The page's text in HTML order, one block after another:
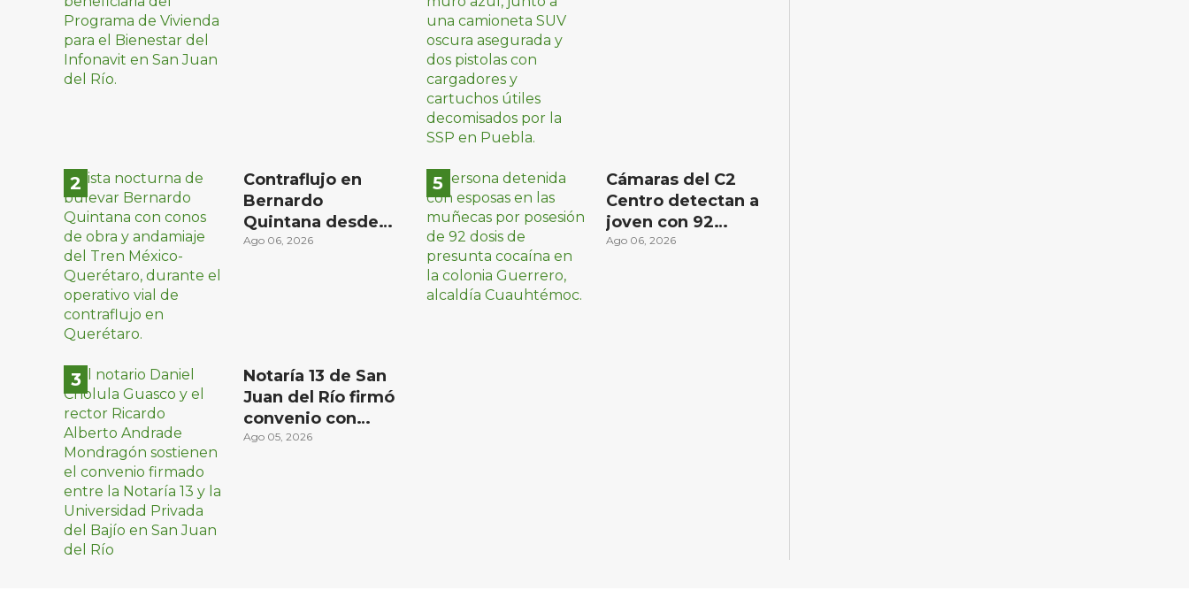
Contraflujo en
Bernardo
Quintana desde
el sábado: la
Ago 06, 2026
Notaría 13 de San
Juan del Río firmó
convenio con
Universidad
Ago 05, 2026
Cámaras del C2
Centro detectan a
joven con 92
dosis de posible
Ago 06, 2026